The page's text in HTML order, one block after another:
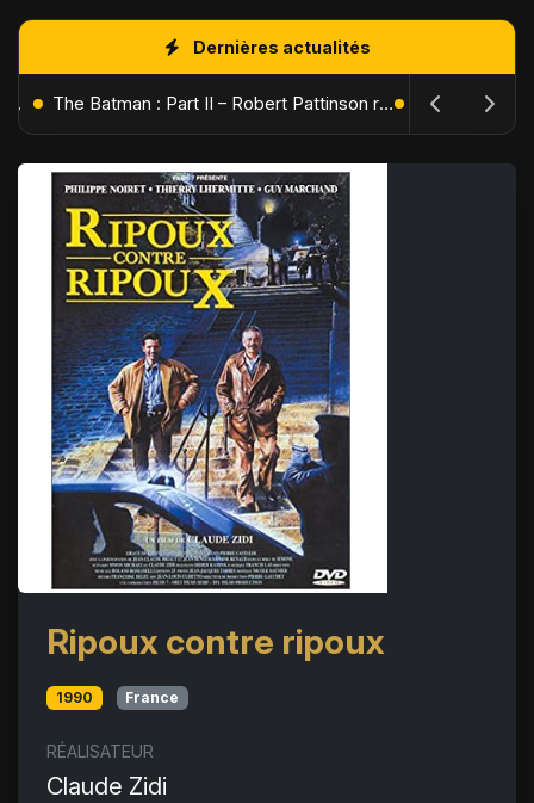
Dernières actualités
L'Âge de Glace : Le Réveil du Volcan – Manny, Sid et Diego de retour pour une aventure explosive The Batman : Part II – Robert Pattinson replonge dans les ténèbres de Gotham dès octobre 2027
Ripoux contre ripoux
1990 France
RÉALISATEUR
Claude Zidi